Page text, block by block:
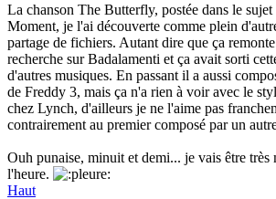
La chanson The Butterfly, postée dans le
Moment, je l'ai découverte comme plein
partage de fichiers. Autant dire que ça
recherche sur Badalamenti et ça avait sorti
d'autres musiques. En passant il a aussi
de Freddy 3, mais ça n'a rien à voir avec le
chez Lynch, d'ailleurs je ne l'aime pas
contrairement au premier composé par un
Ouh punaise, minuit et demi... je vais être très
l'heure.
Haut